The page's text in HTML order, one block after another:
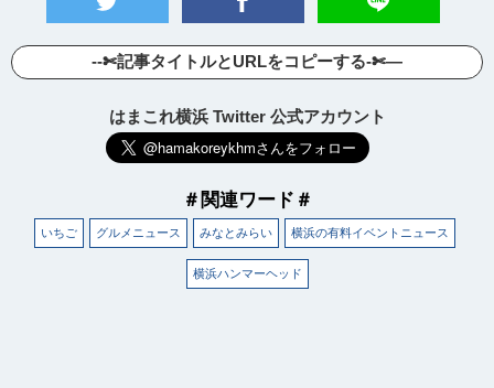
--✄記事タイトルとURLをコピーする-✄—
はまこれ横浜 Twitter 公式アカウント
＃関連ワード＃
いちご グルメニュース みなとみらい 横浜の有料イベントニュース
横浜ハンマーヘッド